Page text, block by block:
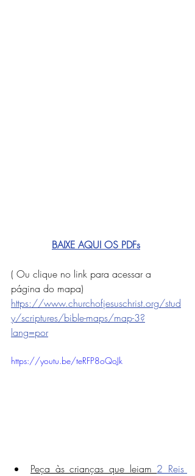
BAIXE AQUI OS PDFs
( Ou clique no link para acessar a
página do mapa)
https://www.churchofjesuschrist.org/stud
y/scriptures/bible-maps/map-3?
lang=por
https://youtu.be/teRFP8oQoJk
Peça às crianças que leiam 2 Reis